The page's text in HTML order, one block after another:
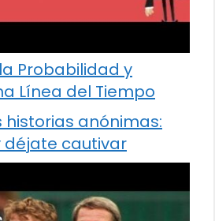
Probabilidad y
Línea del Tiempo
historias anónimas:
déjate cautivar